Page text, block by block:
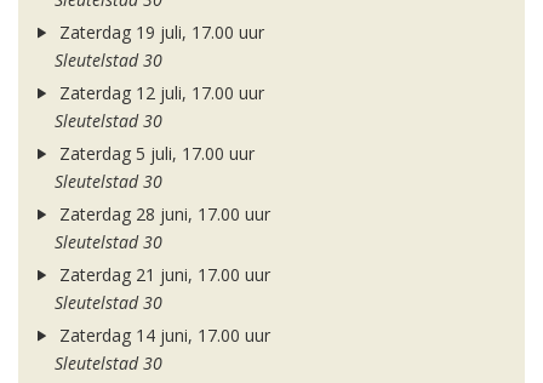
Zaterdag 19 juli, 17.00 uur
Sleutelstad 30
Zaterdag 12 juli, 17.00 uur
Sleutelstad 30
Zaterdag 5 juli, 17.00 uur
Sleutelstad 30
Zaterdag 28 juni, 17.00 uur
Sleutelstad 30
Zaterdag 21 juni, 17.00 uur
Sleutelstad 30
Zaterdag 14 juni, 17.00 uur
Sleutelstad 30